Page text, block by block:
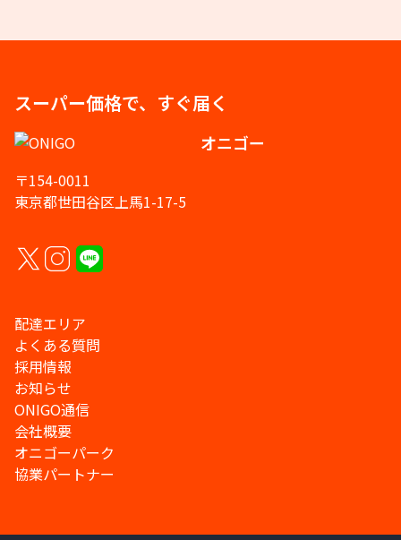
スーパー価格で、すぐ届く
オニゴー
〒154-0011
東京都世田谷区上馬1-17-5
配達エリア
よくある質問
採用情報
お知らせ
ONIGO通信
会社概要
オニゴーパーク
協業パートナー